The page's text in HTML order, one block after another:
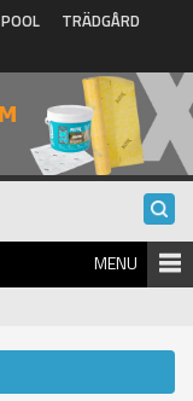
POOL
TRÄDGÅRD
MENU